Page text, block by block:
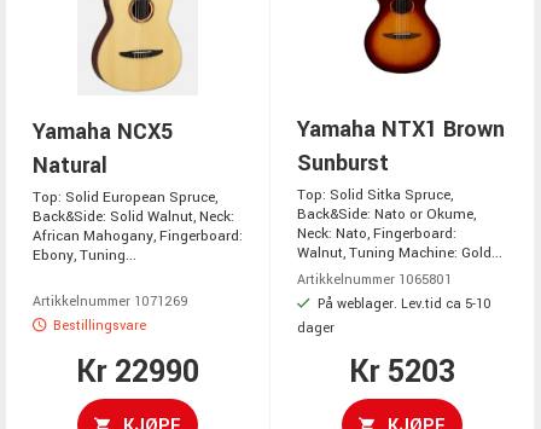
Yamaha NCX5
Natural
Top: Solid European Spruce,
Back&Side: Solid Walnut, Neck:
African Mahogany, Fingerboard:
Ebony, Tuning...
Artikkelnummer 1071269
Bestillingsvare
Kr 22990
Yamaha NTX1 Brown
Sunburst
Top: Solid Sitka Spruce,
Back&Side: Nato or Okume,
Neck: Nato, Fingerboard:
Walnut, Tuning Machine: Gold...
Artikkelnummer 1065801
På weblager. Lev.tid ca 5-10
dager
Kr 5203